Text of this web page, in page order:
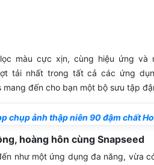
màu cực xịn, cùng hiệu ứng
tải nhất trong tất cả các ứng
đến cho bạn một bộ sưu tập
chụp ảnh thập niên 90 đậm chất
hoàng hôn cùng Snapseed
như một ứng dụng đa năng, vừa